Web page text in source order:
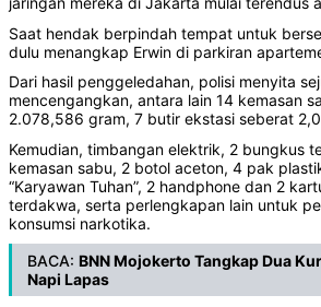
Saat hendak berpindah tempat untuk
dulu menangkap Erwin di parkiran
Dari hasil penggeledahan, polisi menyita
mencengangkan, antara lain 14 kemasan
2.078,586 gram, 7 butir ekstasi seberat
Kemudian, timbangan elektrik, 2 bungkus
kemasan sabu, 2 botol aceton, 4 pak
“Karyawan Tuhan”, 2 handphone dan 2
terdakwa, serta perlengkapan lain untuk
konsumsi narkotika.
BACA: BNN Mojokerto Tangkap Dua
Napi Lapas